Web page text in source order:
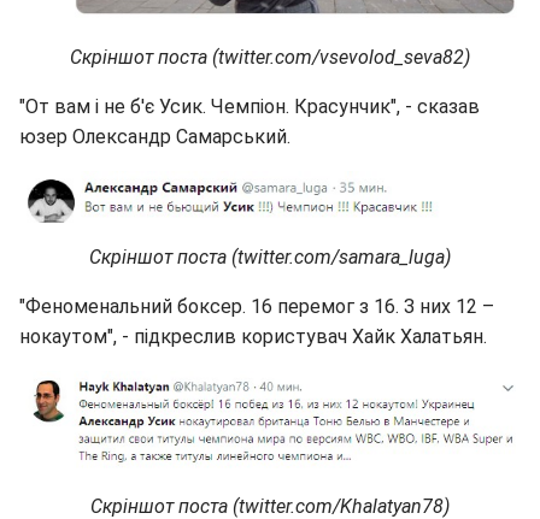
Скріншот поста (twitter.com/vsevolod_seva82)
"От вам і не б'є Усик. Чемпіон. Красунчик", - сказав
юзер Олександр Самарський.
Скріншот поста (twitter.com/samara_luga)
"Феноменальний боксер. 16 перемог з 16. З них 12 –
нокаутом", - підкреслив користувач Хайк Халатьян.
Скріншот поста (twitter.com/Khalatyan78)